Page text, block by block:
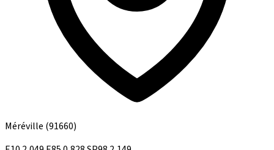
Méréville (91660)